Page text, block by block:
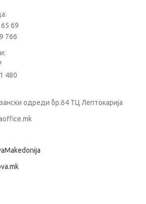
69
766
480
одреди бр.64 ТЦ Лептокарија